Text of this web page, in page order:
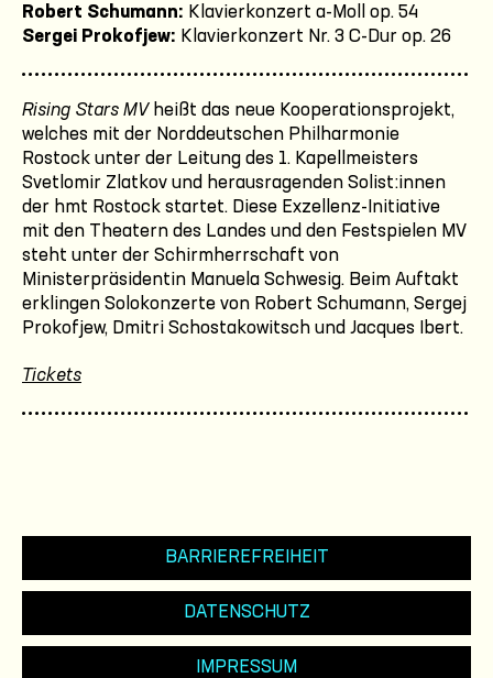
Robert Schumann: Klavierkonzert a-Moll op. 54
Sergei Prokofjew: Klavierkonzert Nr. 3 C-Dur op. 26
Rising Stars MVheißt das neue Kooperationsprojekt,
welches mit der Norddeutschen Philharmonie
Rostock unter der Leitung des 1. Kapellmeisters
Svetlomir Zlatkov und herausragenden Solist:innen
der hmt Rostock startet. Diese Exzellenz-Initiative
mit den Theatern des Landes und den Festspielen MV
steht unter der Schirmherrschaft von
Ministerpräsidentin Manuela Schwesig. Beim Auftakt
erklingen Solokonzerte von Robert Schumann, Sergej
Prokofjew, Dmitri Schostakowitsch und Jacques Ibert.
Tickets
BARRIEREFREIHEIT
DATENSCHUTZ
IMPRESSUM